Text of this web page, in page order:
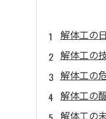
解体工の
解体工の
解体工の
解体工の
解体工の